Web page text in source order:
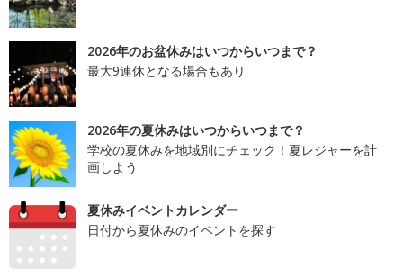
2026年のお盆休みはいつからいつまで？
最大9連休となる場合もあり
2026年の夏休みはいつからいつまで？
学校の夏休みを地域別にチェック！夏レジャーを計
画しよう
夏休みイベントカレンダー
日付から夏休みのイベントを探す